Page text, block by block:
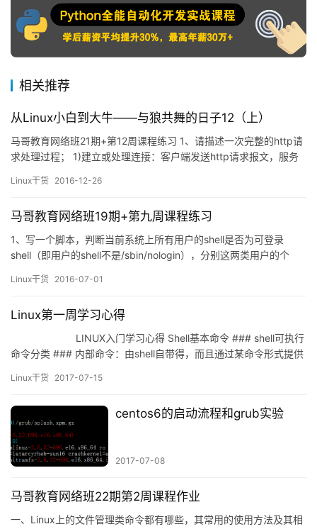
相关推荐
从Linux小白到大牛——与狼共舞的日子12（上）
马哥教育网络班21期+第12周课程练习 1、请描述一次完整的http请
求处理过程； 1)建立或处理连接：客户端发送http请求报文，服务
些资源的请求； 3)处理请求：服务器端解析客户端请求报文，获取
客户端请求的资源； 5)构建响应报文；…
Linux干货 2016-12-26
马哥教育网络班19期+第九周课程练习
1、写一个脚本，判断当前系统上所有用户的shell是否为可登录
shell（即用户的shell不是/sbin/nologin），分别这两类用户的个
F: '{print $7}'&nbsp…
Linux干货 2016-07-01
Linux第一周学习心得
LINUX入门学习心得 Shell基本命令 ### shell可执行
命令分类 ### 内部命令：由shell自带得，而且通过某命令形式提供
Linux干货 2017-07-15
centos6的启动流程和grub实验
2017-07-08
马哥教育网络班22期第2周课程作业
一、Linux上的文件管理类命令都有哪些，其常用的使用方法及其相